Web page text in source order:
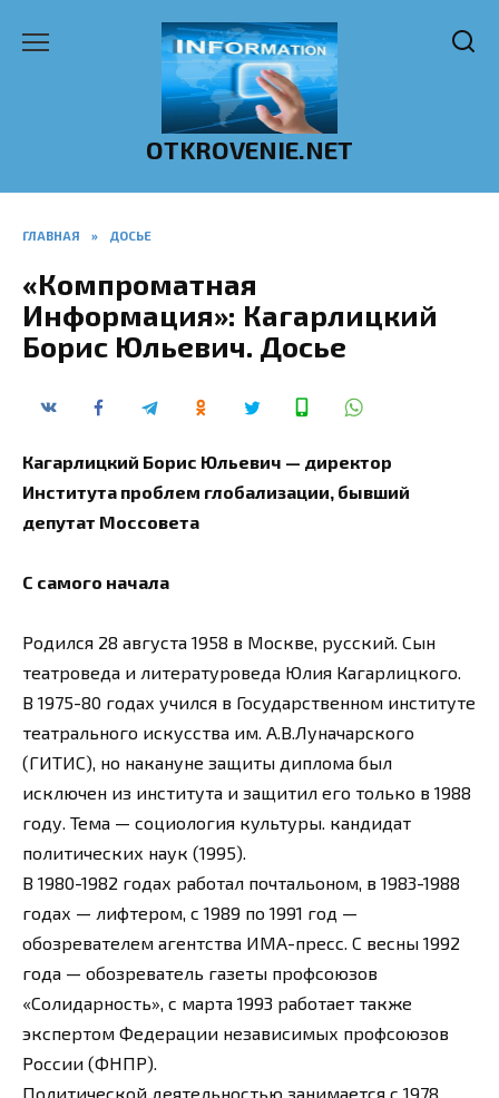
OTKROVENIE.NET
ГЛАВНАЯ » ДОСЬЕ
«Компроматная
Информация»: Кагарлицкий
Борис Юльевич. Досье
Кагарлицкий Борис Юльевич — директор
Института проблем глобализации, бывший
депутат Моссовета
С самого начала
Родился 28 августа 1958 в Москве, русский. Сын
театроведа и литературоведа Юлия Кагарлицкого.
В 1975-80 годах учился в Государственном институте
театрального искусства им. А.В.Луначарского
(ГИТИС), но накануне защиты диплома был
исключен из института и защитил его только в 1988
году. Тема — социология культуры. кандидат
политических наук (1995).
В 1980-1982 годах работал почтальоном, в 1983-1988
годах — лифтером, с 1989 по 1991 год —
обозревателем агентства ИМА-пресс. С весны 1992
года — обозреватель газеты профсоюзов
«Солидарность», с марта 1993 работает также
экспертом Федерации независимых профсоюзов
России (ФНПР).
Политической деятельностью занимается с 1978